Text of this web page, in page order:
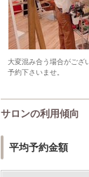
大変混み合う場合がござ
予約下さいませ。
サロンの利用傾向
平均予約金額